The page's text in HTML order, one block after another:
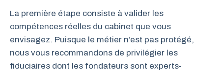
La première étape consiste à valider les
compétences réelles du cabinet que vous
envisagez. Puisque le métier n’est pas protégé,
nous vous recommandons de privilégier les
fiduciaires dont les fondateurs sont experts-